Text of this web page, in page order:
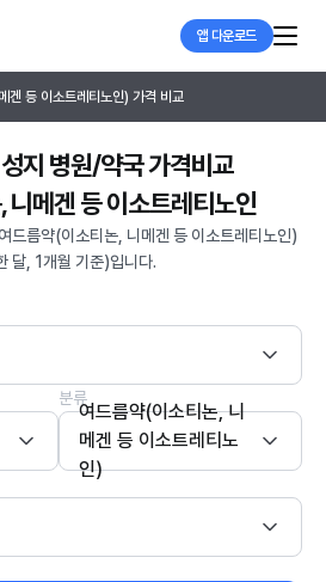
앱 다운로드
겐 등 이소트레티노인) 가격 비교
지 병원/약국 가격비교
메겐 등 이소트레티노인
드름약(이소티논, 니메겐 등 이소트레티노인)
달, 1개월 기준)입니다.
분류
여드름약(이소티논, 니
메겐 등 이소트레티노
인)